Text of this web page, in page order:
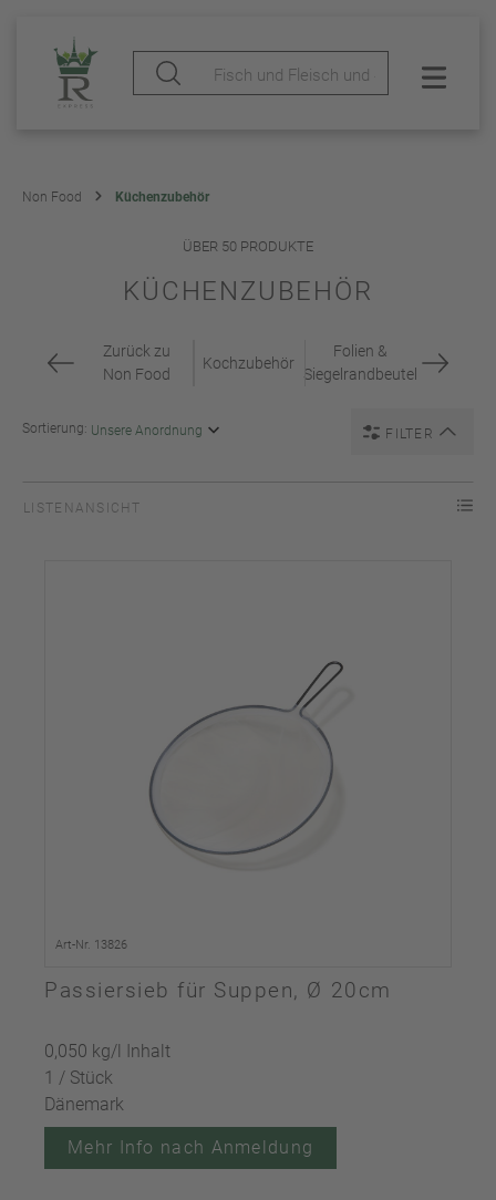
Non Food Küchenzubehör
ÜBER 50 PRODUKTE
KÜCHENZUBEHÖR
Zurück zu
Non Food
Kochzubehör
Folien &
Siegelrandbeutel
FILTER
Sortierung:
LISTENANSICHT
Art-Nr. 13826
Passiersieb für Suppen, Ø 20cm
0,050 kg/l Inhalt
1 / Stück
Dänemark
Mehr Info nach Anmeldung